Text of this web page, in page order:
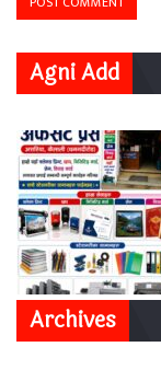
Agni Add
Archives